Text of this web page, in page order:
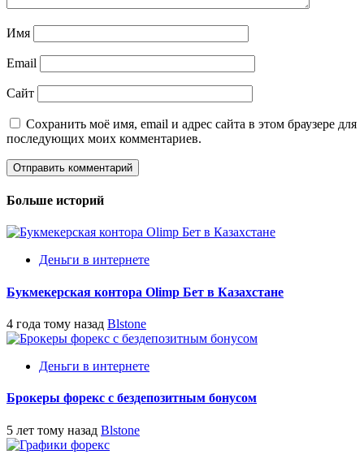
Имя
Email
Сайт
Сохранить моё имя, email и адрес сайта в этом браузере для
последующих моих комментариев.
Больше историй
Деньги в интернете
Букмекерская контора Olimp Бет в Казахстане
4 года тому назад Blstone
Деньги в интернете
Брокеры форекс с бездепозитным бонусом
5 лет тому назад Blstone